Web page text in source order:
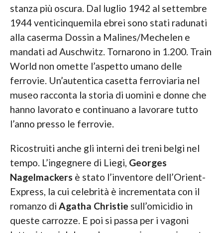
stanza più oscura. Dal luglio 1942 al settembre
1944 venticinquemila ebrei sono stati radunati
alla caserma Dossin a Malines/Mechelen e
mandati ad Auschwitz. Tornarono in 1.200. Train
World non omette l’aspetto umano delle
ferrovie. Un’autentica casetta ferroviaria nel
museo racconta la storia di uomini e donne che
hanno lavorato e continuano a lavorare tutto
l’anno presso le ferrovie.
Ricostruiti anche gli interni dei treni belgi nel
tempo. L’ingegnere di Liegi, Georges
Nagelmackers è stato l’inventore dell’Orient-
Express, la cui celebrità è incrementata con il
romanzo di Agatha Christie sull’omicidio in
queste carrozze. E poi si passa per i vagoni